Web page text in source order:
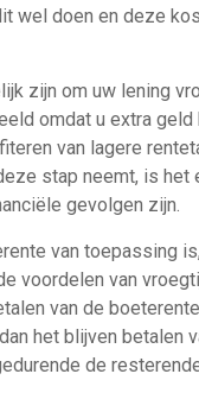
wel doen en deze
zijn om uw lening
omdat u extra
van lagere
stap neemt, is
gevolgen zijn.
van toepassing
voordelen van
van de
het blijven betalen
de